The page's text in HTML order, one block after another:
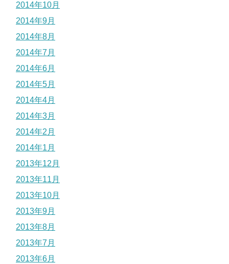
2014年10月
2014年9月
2014年8月
2014年7月
2014年6月
2014年5月
2014年4月
2014年3月
2014年2月
2014年1月
2013年12月
2013年11月
2013年10月
2013年9月
2013年8月
2013年7月
2013年6月